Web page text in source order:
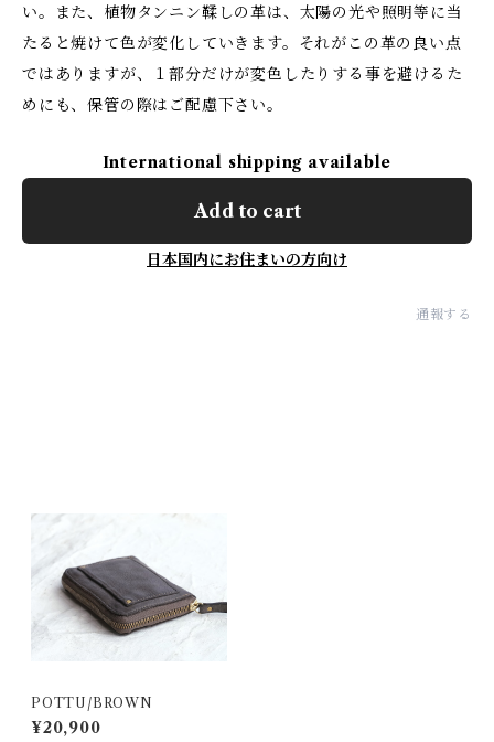
い。また、植物タンニン鞣しの革は、太陽の光や照明等に当
たると焼けて色が変化していきます。それがこの革の良い点
ではありますが、１部分だけが変色したりする事を避けるた
めにも、保管の際はご配慮下さい。
International shipping available
Add to cart
日本国内にお住まいの方向け
通報する
POTTU/BROWN
¥20,900